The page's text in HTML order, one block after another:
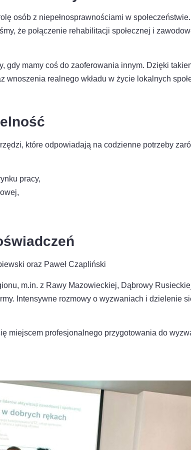
osób z niepełnosprawnościami w
że połączenie rehabilitacji społecznej i
gdy mamy coś do zaoferowania innym. Dzięki
realnego wkładu w życie lokalnych
które odpowiadają na codzienne potrzeby
pracy,
oraz Paweł Czapliński
m.in. z Rawy Mazowieckiej, Dąbrowy
Intensywne rozmowy o wyzwaniach i dzielenie
miejscem profesjonalnego przygotowania do